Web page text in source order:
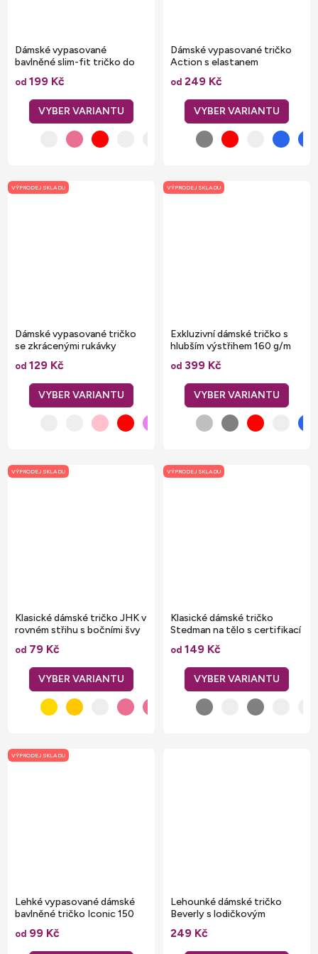
Dámské vypasované
bavlněné slim-fit tričko do
od 199 Kč
Dámské vypasované tričko
Action s elastanem
od 249 Kč
VÝPRODEJ SKLADU
Dámské vypasované tričko
se zkrácenými rukávky
od 129 Kč
VÝPRODEJ SKLADU
Exkluzivní dámské tričko s
hlubším výstřihem 160 g/m
od 399 Kč
VÝPRODEJ SKLADU
Klasické dámské tričko JHK v
rovném střihu s bočními švy
od 79 Kč
VÝPRODEJ SKLADU
Klasické dámské tričko
Stedman na tělo s certifikací
od 149 Kč
VÝPRODEJ SKLADU
Lehké vypasované dámské
bavlněné tričko Iconic 150
od 99 Kč
Lehounké dámské tričko
Beverly s lodičkovým
výstřihem
249 Kč